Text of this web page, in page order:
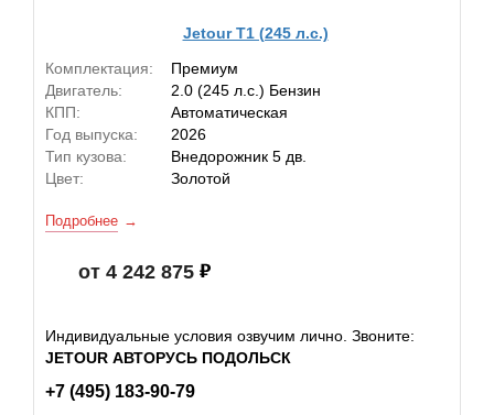
Jetour T1 (245 л.с.)
Комплектация:
Премиум
Двигатель:
2.0 (245 л.с.) Бензин
КПП:
Автоматическая
Год выпуска:
2026
Тип кузова:
Внедорожник 5 дв.
Цвет:
Золотой
Подробнее
от 4 242 875
Индивидуальные условия озвучим лично. Звоните:
JETOUR АВТОРУСЬ ПОДОЛЬСК
+7 (495) 183-90-79